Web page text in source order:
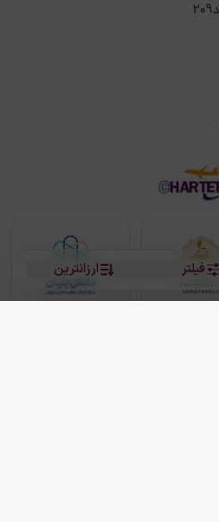
ارزانترین فیلتر